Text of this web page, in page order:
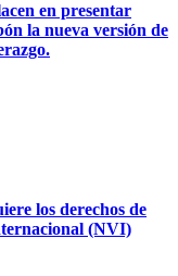
en presentar
la nueva versión de
los derechos de
(NVI)